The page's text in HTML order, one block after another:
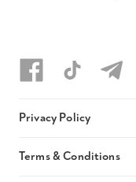
Privacy Policy
Terms & Conditions